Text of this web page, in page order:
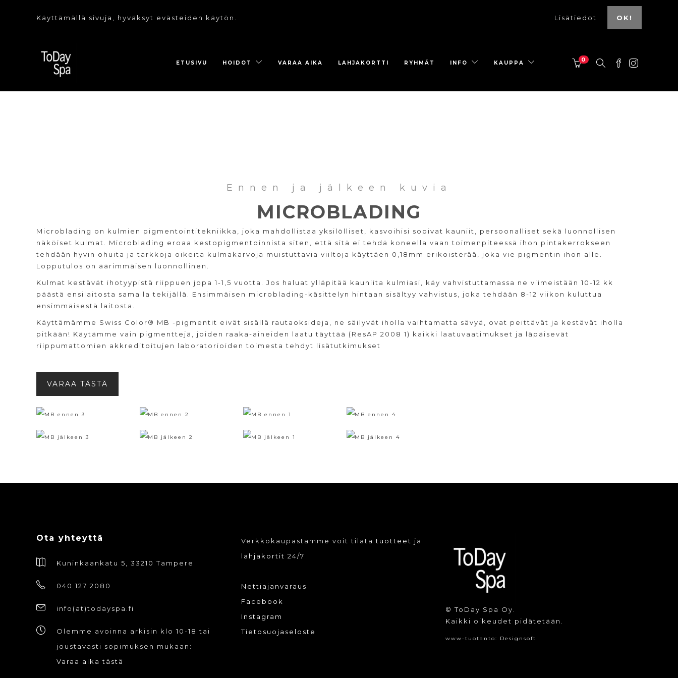
Käyttämällä sivuja, hyväksyt evästeiden käytön. Lisätiedot OK!
ETUSIVU HOIDOT VARAA AIKA LAHJAKORTTI RYHMÄT INFO KAUPPA 0
Ennen ja jälkeen kuvia
MICROBLADING
Microblading on kulmien pigmentointitekniikka, joka mahdollistaa yksilölliset, kasvoihisi sopivat kauniit, persoonalliset sekä luonnollisen
näköiset kulmat. Microblading eroaa kestopigmentoinnista siten, että sitä ei tehdä koneella vaan toimenpiteessä ihon pintakerrokseen
tehdään hyvin ohuita ja tarkkoja oikeita kulmakarvoja muistuttavia viiltoja käyttäen 0,18mm erikoisterää, joka vie pigmentin ihon alle.
Lopputulos on äärimmäisen luonnollinen.
Kulmat kestävät ihotyypistä riippuen jopa 1-1,5 vuotta. Jos haluat ylläpitää kauniita kulmiasi, käy vahvistuttamassa ne viimeistään 10-12 kk
päästä ensilaitosta samalla tekijällä. Ensimmäisen microblading-käsittelyn hintaan sisältyy vahvistus, joka tehdään 8-12 viikon kuluttua
ensimmäisestä laitosta.
Käyttämämme Swiss Color® MB -pigmentit eivät sisällä rautaoksideja, ne säilyvät iholla vaihtamatta sävyä, ovat peittävät ja kestävät iholla
pitkään! Käytämme vain pigmenttejä, joiden raaka-aineiden laatu täyttää (ResAP 2008 1) kaikki laatuvaatimukset ja läpäisevät
riippumattomien akkreditoitujen laboratorioiden toimesta tehdyt lisätutkimukset
VARAA TÄSTÄ
Ota yhteyttä
Kuninkaankatu 5, 33210 Tampere
040 127 2080
info(at)todayspa.fi
Olemme avoinna arkisin klo 10-18 tai
joustavasti sopimuksen mukaan:
Varaa aika tästä
Verkkokaupastamme voit tilatatuotteet ja
lahjakortit 24/7
Nettiajanvaraus
Facebook
Instagram
Tietosuojaseloste
© ToDay Spa Oy.
Kaikki oikeudet pidätetään.
www-tuotanto: Designsoft